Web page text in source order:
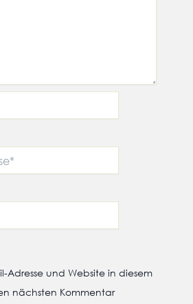
Adresse und Website in diesem
nächsten Kommentar